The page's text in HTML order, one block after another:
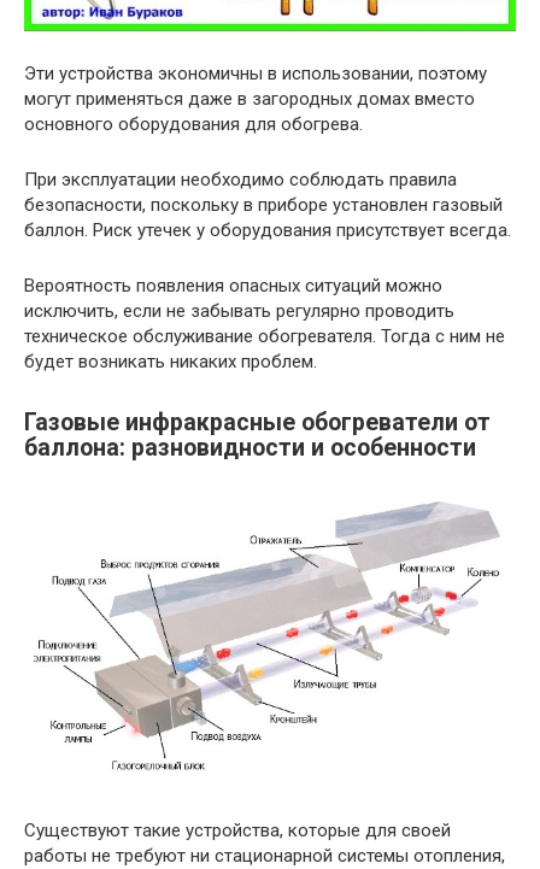
Эти устройства экономичны в использовании, поэтому
могут применяться даже в загородных домах вместо
основного оборудования для обогрева.
При эксплуатации необходимо соблюдать правила
безопасности, поскольку в приборе установлен газовый
баллон. Риск утечек у оборудования присутствует всегда.
Вероятность появления опасных ситуаций можно
исключить, если не забывать регулярно проводить
техническое обслуживание обогревателя. Тогда с ним не
будет возникать никаких проблем.
Газовые инфракрасные обогреватели от
баллона: разновидности и особенности
Существуют такие устройства, которые для своей
работы не требуют ни стационарной системы отопления,